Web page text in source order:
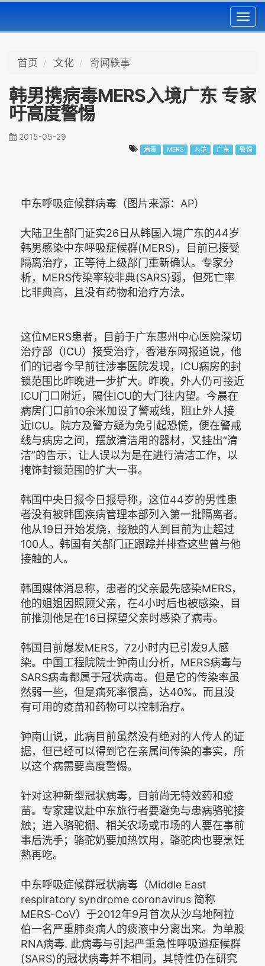
首页 文化 奇闻轶事
韩男携病毒MERS入境广东 专家
吁高度警惕
2015-05-29
病毒 MERS 入境 广东 警惕
中东呼吸症候群病毒（图片来源：AP）
大陆卫生部门证实26日从韩国入境广东的44岁
韩男感染中东呼吸症候群(MERS)，目前已接受
隔离治疗，正等待上级部门重新确认。专家分
析，MERS传染率较非典(SARS)弱，但死亡率
比非典高，且没有药物和治疗方法。
这位MERS患者，目前于广东惠州中心医院深切
治疗部（ICU）接受治疗，香港东网报道说，他
们的记者今早前往涉事医院发现，ICU病房的封
锁范围比昨晚进一步扩大。昨晚，外人仍可接近
ICU门口附近，隔住ICU的大门往内望。今晨在
病房门口前10余米加设了警戒线，阻止外人接
近ICU。院方及警方疑为免引起恐慌，便在警戒
线与病房之间，摆放清洁用的器材，又挂出“清
洁”的告示，让人误以为是在进行清洁工作，以
掩饰封锁范围的扩大一事。
韩国中央日报今日报导称，这位44岁的男性患
者没有被韩国疾病管理本部列入第一批隔离者。
他从19日开始发烧，接触的人到目前为止超过
100人。韩国有关部门正跟踪并排查这些曾与他
接触的人。
韩国媒体消息称，患者的父亲最先感染MERS，
他的姐姐因照顾父亲，在4小时后也被感染，目
前推测他是在16日探望父亲时感染了病毒。
韩国目前爆发MERS，72小时内已引发9人感
染。中国工程院院士钟南山分析，MERS病毒与
SARS病毒都属于冠状病毒。但是它的传染率虽
然弱一些，但是病死率很高，达40%。而且没
有可用的疫苗和药物可以控制治疗。
钟南山说，此病目前虽然没有绝对的人传人的证
据，但已经可以得到它在亲属间传染的事实，所
以这个病需要高度警惕。
针对这种新型冠状病毒，目前尚无特效药和疫
苗。专家建议赴中东旅行者要避免与患病骆驼接
触；进入骆驼棚、相关农场或市场的人要在事前
事后洗手；骆驼奶要加热饮用，骆驼肉也要烹饪
熟再吃。
中东呼吸症候群冠状病毒（Middle East
respiratory syndrome coronavirus 简称
MERS-CoV）于2012年9月首次从沙乌地阿拉
伯一名严重肺炎病人的痰液中分离出来。为单股
RNA病毒. 此病毒与引起严重急性呼吸道症候群
(SARS)的冠状病毒并不相同，其特性仍在研究